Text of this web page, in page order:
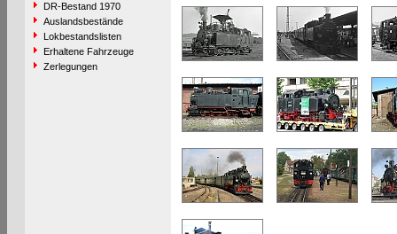
DR-Bestand 1970
Auslandsbestände
Lokbestandslisten
Erhaltene Fahrzeuge
Zerlegungen